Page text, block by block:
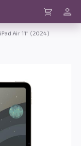
Войти
iPad Air 11" (2024)